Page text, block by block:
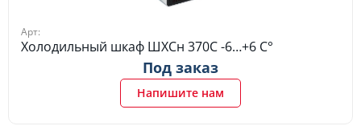
Арт:
Холодильный шкаф ШХСн 370С -6…+6 C°
Под заказ
Напишите нам